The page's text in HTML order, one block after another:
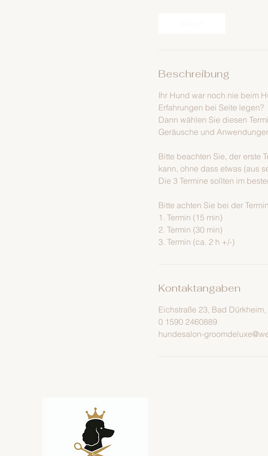
Beschreibung
Ihr Hund war noch nie beim
Erfahrungen bei Seite legen?
Dann wählen Sie diesen
Geräusche und
Bitte beachten Sie, der erste
kann, ohne dass etwas (aus
Die 3 Termine sollten im
Bitte achten Sie bei der
1. Termin (15 min)
2. Termin (30 min)
3. Termin (ca. 2 h +/-)
Kontaktangaben
Eichstraße 23, Bad
0 1590 2460889
hundesalon-